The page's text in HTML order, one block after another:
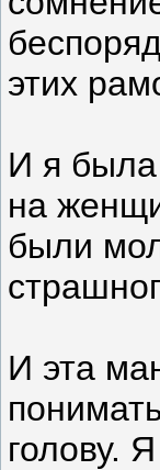
этих
И я была
на
были
И эта
голову.